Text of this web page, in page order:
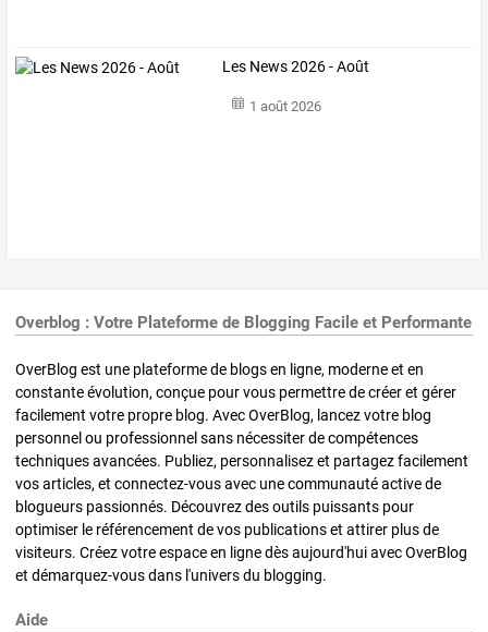
Les News 2026 - Août
1 août 2026
Overblog : Votre Plateforme de Blogging Facile et Performante
OverBlog est une plateforme de blogs en ligne, moderne et en
constante évolution, conçue pour vous permettre de créer et gérer
facilement votre propre blog. Avec OverBlog, lancez votre blog
personnel ou professionnel sans nécessiter de compétences
techniques avancées. Publiez, personnalisez et partagez facilement
vos articles, et connectez-vous avec une communauté active de
blogueurs passionnés. Découvrez des outils puissants pour
optimiser le référencement de vos publications et attirer plus de
visiteurs. Créez votre espace en ligne dès aujourd'hui avec OverBlog
et démarquez-vous dans l'univers du blogging.
Aide